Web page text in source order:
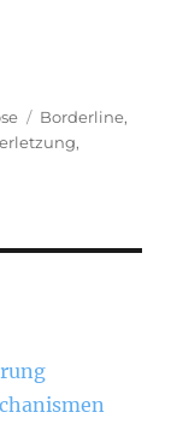
Schlagwörter
Borderline,
,